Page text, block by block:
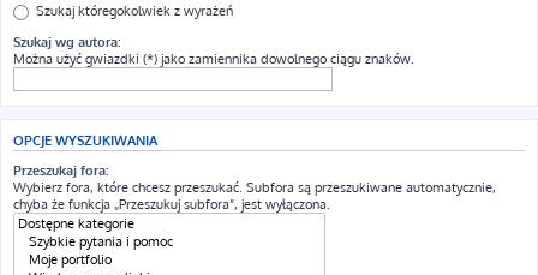
Szukaj któregokolwiek z wyrażeń
Szukaj wg autora:
Można użyć gwiazdki (*) jako zamiennika dowolnego ciągu znaków.
OPCJE WYSZUKIWANIA
Przeszukaj fora:
Wybierz fora, które chcesz przeszukać. Subfora są przeszukiwane automatycznie,
chyba że funkcja „Przeszukuj subfora”, jest wyłączona.